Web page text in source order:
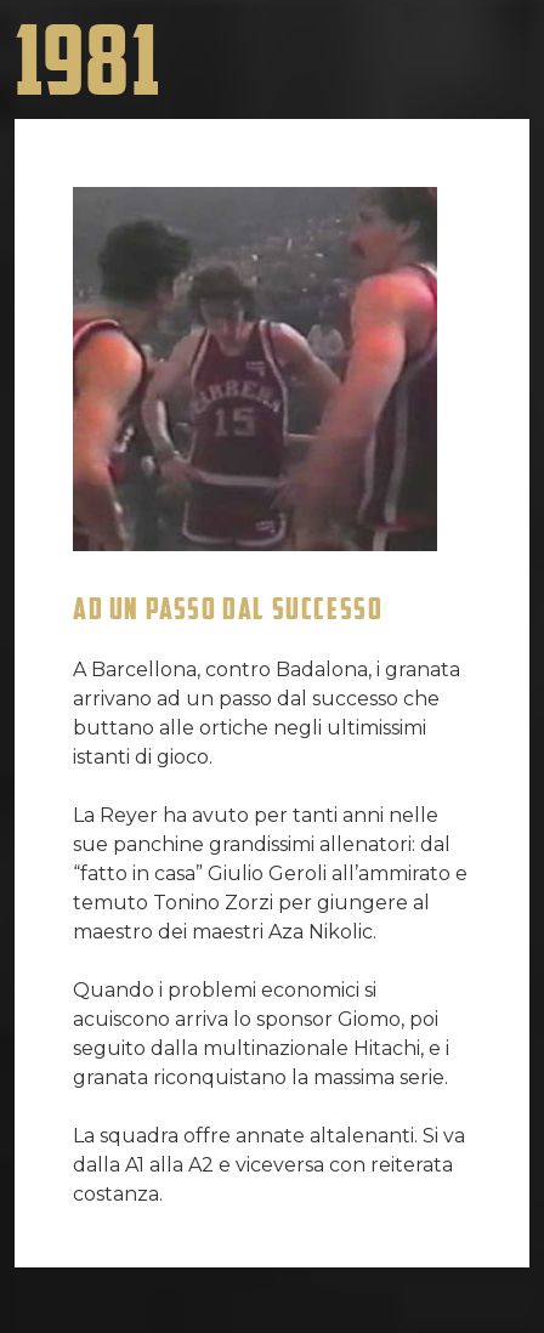
1981
AD UN PASSO DAL SUCCESSO
A Barcellona, contro Badalona, i granata
arrivano ad un passo dal successo che
buttano alle ortiche negli ultimissimi
istanti di gioco.
La Reyer ha avuto per tanti anni nelle
sue panchine grandissimi allenatori: dal
“fatto in casa” Giulio Geroli all’ammirato e
temuto Tonino Zorzi per giungere al
maestro dei maestri Aza Nikolic.
Quando i problemi economici si
acuiscono arriva lo sponsor Giomo, poi
seguito dalla multinazionale Hitachi, e i
granata riconquistano la massima serie.
La squadra offre annate altalenanti. Si va
dalla A1 alla A2 e viceversa con reiterata
costanza.